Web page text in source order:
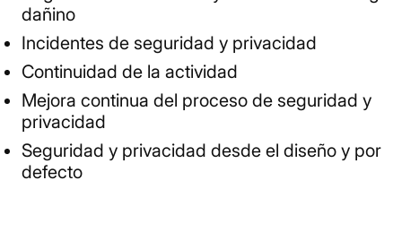
dañino
Incidentes de seguridad y privacidad
Continuidad de la actividad
Mejora continua del proceso de seguridad y
privacidad
Seguridad y privacidad desde el diseño y por
defecto